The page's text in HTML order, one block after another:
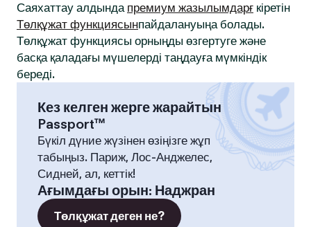
Саяхаттау алдында премиум жазылымдарғ кіретін
Төлқұжат функциясынпайдалануыңа болады.
Төлқұжат функциясы орныңды өзгертуге және
басқа қаладағы мүшелерді таңдауға мүмкіндік
береді.
Кез келген жерге жарайтын
Passport™
Бүкіл дүние жүзінен өзіңізге жұп
табыңыз. Париж, Лос-Анджелес,
Сидней, ал, кеттік!
Ағымдағы орын: Наджран
Төлқұжат деген не?